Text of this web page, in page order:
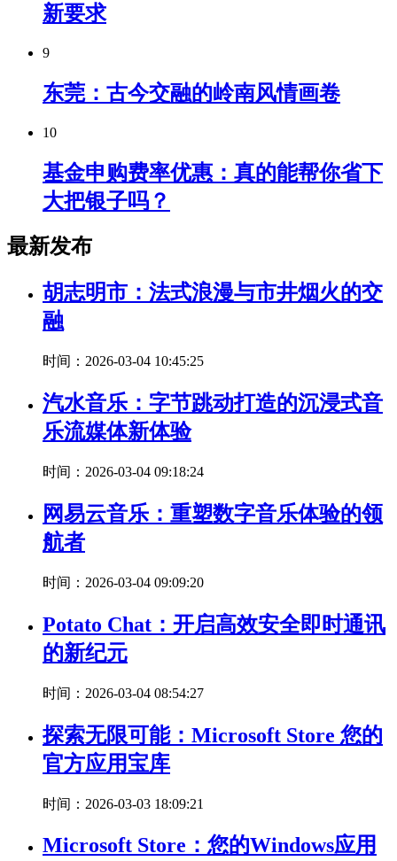
新要求
9
东莞：古今交融的岭南风情画卷
10
基金申购费率优惠：真的能帮你省下
大把银子吗？
最新发布
胡志明市：法式浪漫与市井烟火的交
融
时间：2026-03-04 10:45:25
汽水音乐：字节跳动打造的沉浸式音
乐流媒体新体验
时间：2026-03-04 09:18:24
网易云音乐：重塑数字音乐体验的领
航者
时间：2026-03-04 09:09:20
Potato Chat：开启高效安全即时通讯
的新纪元
时间：2026-03-04 08:54:27
探索无限可能：Microsoft Store 您的
官方应用宝库
时间：2026-03-03 18:09:21
Microsoft Store：您的Windows应用